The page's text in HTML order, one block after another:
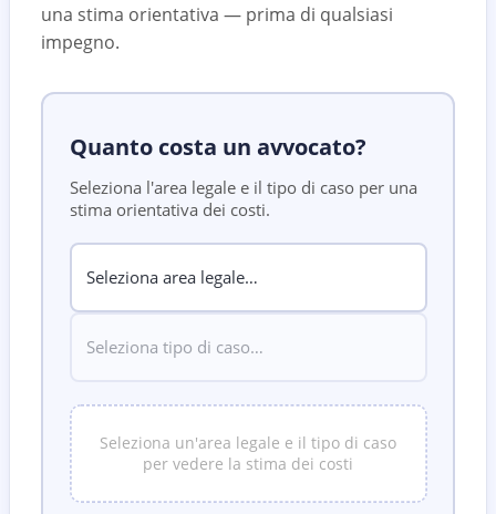
una stima orientativa — prima di qualsiasi
impegno.
Quanto costa un avvocato?
Seleziona l'area legale e il tipo di caso per una
stima orientativa dei costi.
Seleziona un'area legale e il tipo di caso
per vedere la stima dei costi